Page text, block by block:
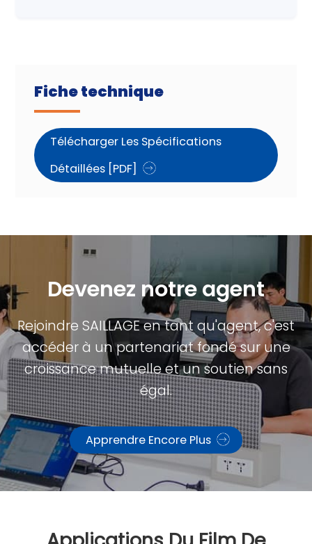
Fiche technique
Télécharger Les Spécifications
Détaillées [PDF]
Devenez notre agent
Rejoindre SAILLAGE en tant qu'agent, c'est
accéder à un partenariat fondé sur une
croissance mutuelle et un soutien sans
égal.
Apprendre Encore Plus